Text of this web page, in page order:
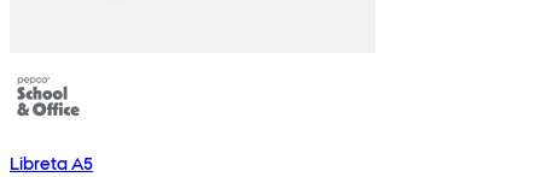
Libreta A5